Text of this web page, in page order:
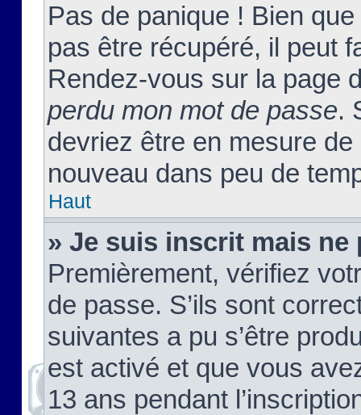
Pas de panique ! Bien
pas être récupéré, il peut
Rendez-vous sur la page
perdu mon mot de passe.
devriez être en mesure
nouveau dans peu de
Haut
» Je suis inscrit mais ne
Premièrement, vérifiez
de passe. S’ils sont
suivantes a pu s’être
est activé et que vous
13 ans pendant